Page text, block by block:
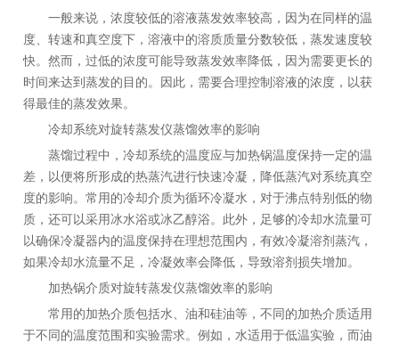
一般来说，浓度较低的溶液蒸发效率较高，因为在同样的温
度、转速和真空度下，溶液中的溶质质量分数较低，蒸发速度较
快。然而，过低的浓度可能导致蒸发效率降低，因为需要更长的
时间来达到蒸发的目的。因此，需要合理控制溶液的浓度，以获
得最佳的蒸发效果。
冷却系统对旋转蒸发仪蒸馏效率的影响
蒸馏过程中，冷却系统的温度应与加热锅温度保持一定的温
差，以便将所形成的热蒸汽进行快速冷凝，降低蒸汽对系统真空
度的影响。常用的冷却介质为循环冷凝水，对于沸点特别低的物
质，还可以采用冰水浴或冰乙醇浴。此外，足够的冷却水流量可
以确保冷凝器内的温度保持在理想范围内，有效冷凝溶剂蒸汽，
如果冷却水流量不足，冷凝效率会降低，导致溶剂损失增加。
加热锅介质对旋转蒸发仪蒸馏效率的影响
常用的加热介质包括水、油和硅油等，不同的加热介质适用
于不同的温度范围和实验需求。例如，水适用于低温实验，而油